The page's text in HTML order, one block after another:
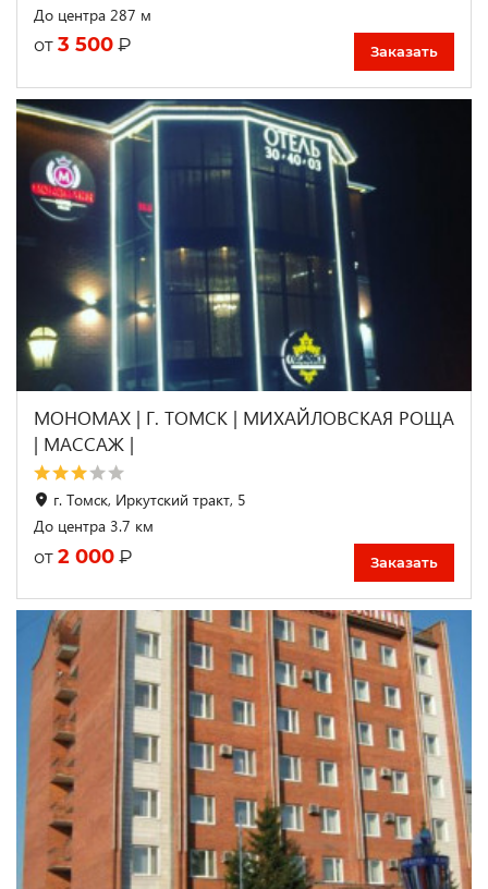
До центра 287 м
от 3 500 ₽ Заказать
МОНОМАХ | Г. ТОМСК | МИХАЙЛОВСКАЯ РОЩА
| МАССАЖ |
г. Томск, Иркутский тракт, 5
До центра 3.7 км
от 2 000 ₽ Заказать